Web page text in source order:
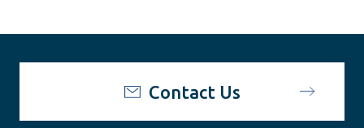
Contact Us